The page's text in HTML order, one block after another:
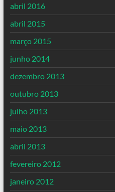
abril 2016
abril 2015
março 2015
junho 2014
dezembro 2013
outubro 2013
julho 2013
maio 2013
abril 2013
fevereiro 2012
janeiro 2012